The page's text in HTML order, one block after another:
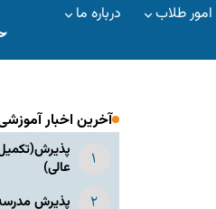
امور طلاب درباره ما
آخرین اخبار
عالی)
پذیرش